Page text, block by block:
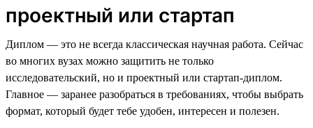
проектный или стартап
Диплом — это не всегда классическая научная работа. Сейчас
во многих вузах можно защитить не только
исследовательский, но и проектный или стартап-диплом.
Главное — заранее разобраться в требованиях, чтобы выбрать
формат, который будет тебе удобен, интересен и полезен.